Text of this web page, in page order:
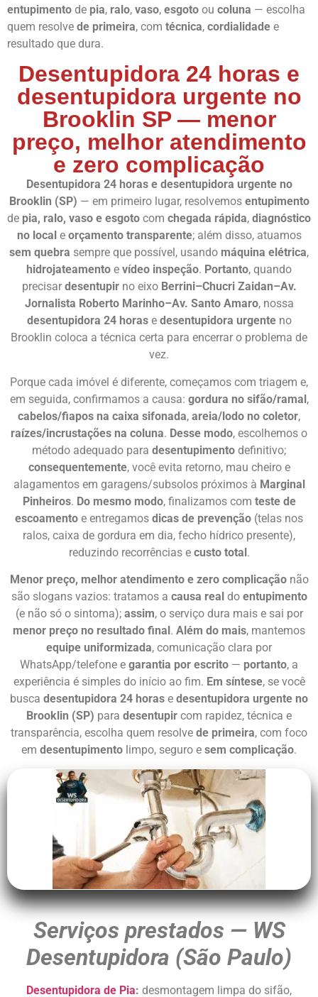
entupimento de pia, ralo, vaso, esgoto ou coluna — escolha
quem resolve de primeira, com técnica, cordialidade e
resultado que dura.
Desentupidora 24 horas e
desentupidora urgente no
Brooklin SP — menor
preço, melhor atendimento
e zero complicação
Desentupidora 24 horas e desentupidora urgente no
Brooklin (SP) — em primeiro lugar, resolvemos entupimento
de pia, ralo, vaso e esgoto com chegada rápida, diagnóstico
no local e orçamento transparente; além disso, atuamos
sem quebra sempre que possível, usando máquina elétrica,
hidrojateamento e vídeo inspeção. Portanto, quando
precisar desentupirno eixo Berrini–Chucri Zaidan–Av.
Jornalista Roberto Marinho–Av. Santo Amaro, nossa
desentupidora 24 horase desentupidora urgenteno
Brooklin coloca a técnica certa para encerrar o problema de
vez.
Porque cada imóvel é diferente, começamos com triagem e,
em seguida, confirmamos a causa: gordura no sifão/ramal,
cabelos/fiapos na caixa sifonada, areia/lodo no coletor,
raízes/incrustações na coluna. Desse modo, escolhemos o
método adequado para desentupimento definitivo;
consequentemente, você evita retorno, mau cheiro e
alagamentos em garagens/subsolos próximos à Marginal
Pinheiros. Do mesmo modo, finalizamos com teste de
escoamento e entregamos dicas de prevenção (telas nos
ralos, caixa de gordura em dia, fecho hídrico presente),
reduzindo recorrências e custo total.
Menor preço, melhor atendimento e zero complicaçãonão
são slogans vazios: tratamos a causa realdo entupimento
(e não só o sintoma); assim, o serviço dura mais e sai por
menor preço no resultado final. Além do mais, mantemos
equipe uniformizada, comunicação clara por
WhatsApp/telefone e garantia por escrito — portanto, a
experiência é simples do início ao fim. Em síntese, se você
busca desentupidora 24 horas e desentupidora urgente no
Brooklin (SP) para desentupir com rapidez, técnica e
transparência, escolha quem resolve de primeira, com foco
em desentupimento limpo, seguro e sem complicação.
Serviços prestados — WS
Desentupidora (São Paulo)
Desentupidora de Pia: desmontagem limpa do sifão,